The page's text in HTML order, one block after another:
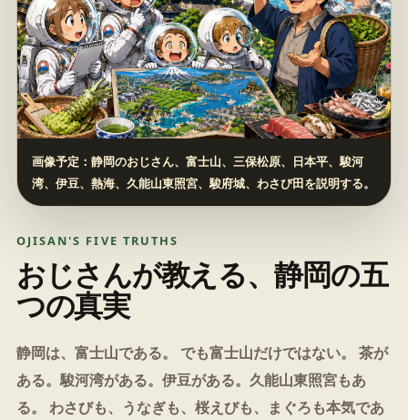
画像予定：静岡のおじさん、富士山、三保松原、日本平、駿河
湾、伊豆、熱海、久能山東照宮、駿府城、わさび田を説明する。
OJISAN'S FIVE TRUTHS
おじさんが教える、静岡の五
つの真実
静岡は、富士山である。 でも富士山だけではない。 茶が
ある。駿河湾がある。伊豆がある。久能山東照宮もあ
る。 わさびも、うなぎも、桜えびも、まぐろも本気であ